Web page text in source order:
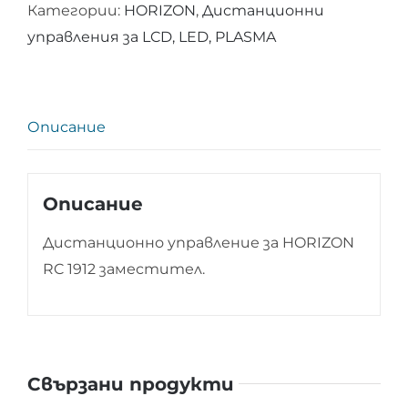
за
HORIZON
Категории: HORIZON, Дистанционни
управления за LCD, LED, PLASMA
Описание
Описание
Дистанционно управление за HORIZON
RC 1912 заместител.
Свързани продукти